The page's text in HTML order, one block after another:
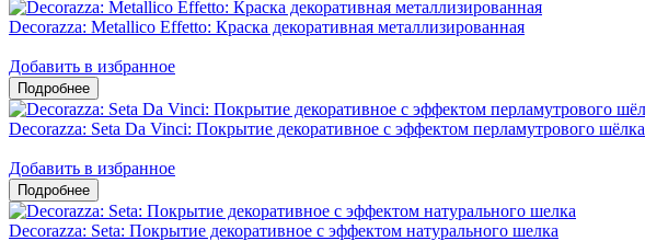
Decorazza: Metallico Effetto: Краска декоративная металлизированная
Добавить в избранное
Decorazza: Seta Da Vinci: Покрытие декоративное с эффектом перламутрового шёлка
Добавить в избранное
Decorazza: Seta: Покрытие декоративное с эффектом натурального шелка